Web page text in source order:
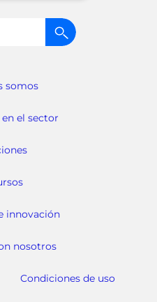
somos
el sector
innovación
nosotros
Condiciones de uso